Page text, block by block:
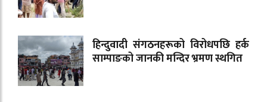
हिन्दुवादी संगठनहरूको विरोधपछि हर्क
साम्पाङको जानकी मन्दिर भ्रमण स्थगित